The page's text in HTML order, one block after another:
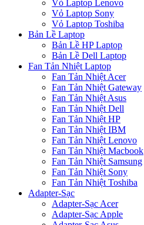
Vỏ Laptop Lenovo
Vỏ Laptop Sony
Vỏ Laptop Toshiba
Bản Lề Laptop
Bản Lề HP Laptop
Bản Lề Dell Laptop
Fan Tản Nhiệt Laptop
Fan Tản Nhiệt Acer
Fan Tản Nhiệt Gateway
Fan Tản Nhiệt Asus
Fan Tản Nhiệt Dell
Fan Tản Nhiệt HP
Fan Tản Nhiệt IBM
Fan Tản Nhiệt Lenovo
Fan Tản Nhiệt Macbook
Fan Tản Nhiệt Samsung
Fan Tản Nhiệt Sony
Fan Tản Nhiệt Toshiba
Adapter-Sạc
Adapter-Sạc Acer
Adapter-Sạc Apple